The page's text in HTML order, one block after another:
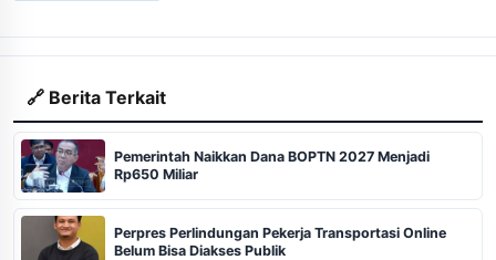
🔗 Berita Terkait
Pemerintah Naikkan Dana BOPTN 2027 Menjadi
Rp650 Miliar
Perpres Perlindungan Pekerja Transportasi Online
Belum Bisa Diakses Publik